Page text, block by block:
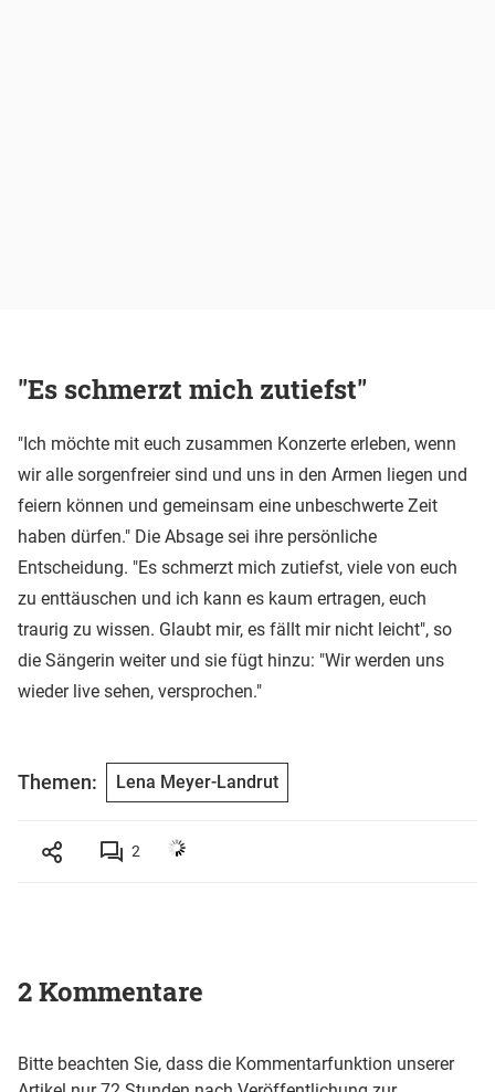
"Es schmerzt mich zutiefst"
"Ich möchte mit euch zusammen Konzerte erleben, wenn
wir alle sorgenfreier sind und uns in den Armen liegen und
feiern können und gemeinsam eine unbeschwerte Zeit
haben dürfen." Die Absage sei ihre persönliche
Entscheidung. "Es schmerzt mich zutiefst, viele von euch
zu enttäuschen und ich kann es kaum ertragen, euch
traurig zu wissen. Glaubt mir, es fällt mir nicht leicht", so
die Sängerin weiter und sie fügt hinzu: "Wir werden uns
wieder live sehen, versprochen."
Themen: Lena Meyer-Landrut
2
2 Kommentare
Bitte beachten Sie, dass die Kommentarfunktion unserer